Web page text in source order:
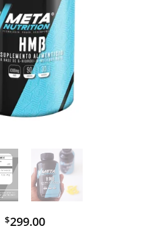
$299.00